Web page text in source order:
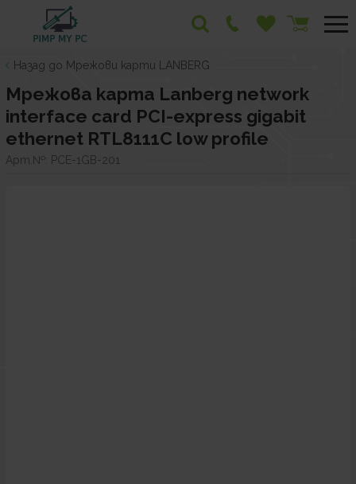
Назад до Мрежови карти LANBERG
Мрежова карта Lanberg network
interface card PCI-express gigabit
ethernet RTL8111C low profile
Арт.№: PCE-1GB-201